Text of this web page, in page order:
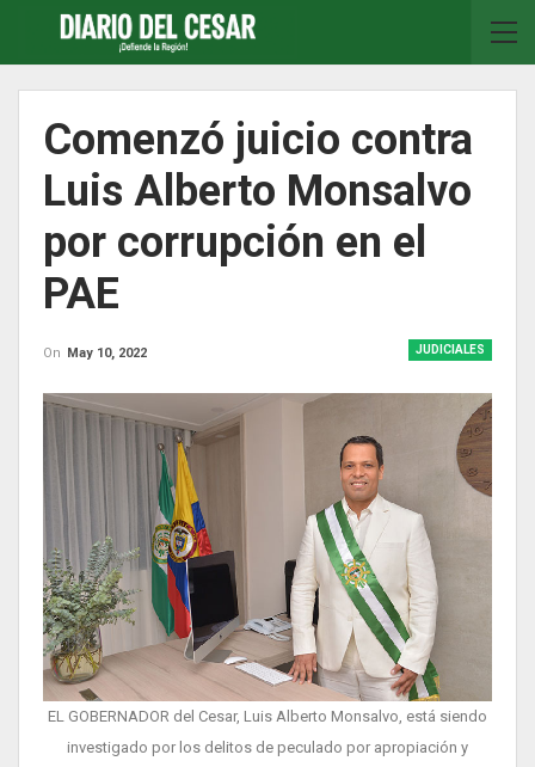
Comenzó juicio contra
Luis Alberto Monsalvo
por corrupción en el
PAE
JUDICIALES
On May 10, 2022
EL GOBERNADOR del Cesar, Luis Alberto Monsalvo, está siendo
investigado por los delitos de peculado por apropiación y